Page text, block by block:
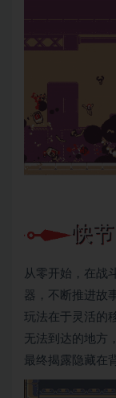
从零开始，在战
器，不断推进故
玩法在于灵活的
无法到达的地方
最终揭露隐藏在